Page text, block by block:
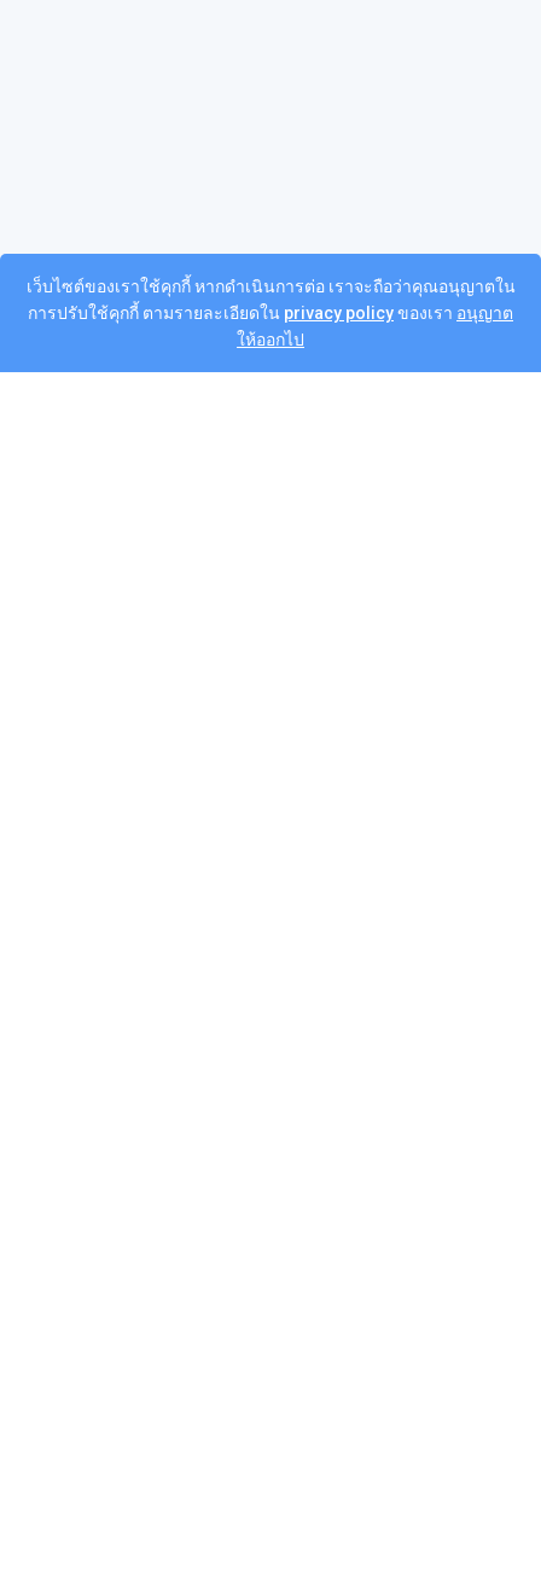
เว็บไซต์ของเราใช้คุกกี้ หากดำเนินการต่อ เราจะถือว่าคุณอนุญาตใน
การปรับใช้คุกกี้ ตามรายละเอียดใน privacy policyของเรา อนุญาต
ให้ออกไป